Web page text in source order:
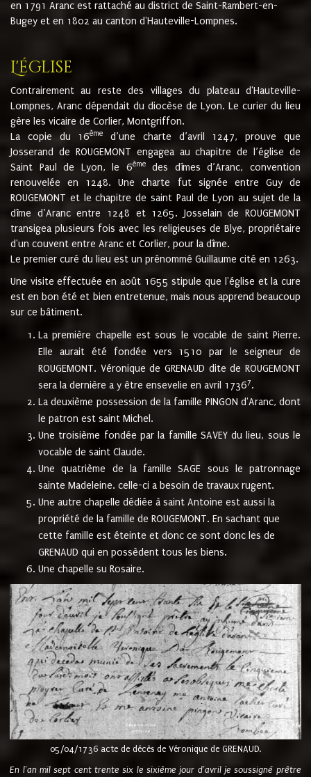
en 1791 Aranc est rattaché au district de Saint-Rambert-en-
Bugey et en 1802 au canton d'Hauteville-Lompnes.
L'église
Contrairement au reste des villages du plateau d'Hauteville-
Lompnes, Aranc dépendait du diocèse de Lyon. Le curier du lieu
gère les vicaire de Corlier, Montgriffon.
La copie du 16ème
d’une charte d’avril 1247, prouve que
Josserand de ROUGEMONT engagea au chapitre de l’église de
Saint Paul de Lyon, le 6èmedes dîmes d’Aranc, convention
renouvelée en 1248. Une charte fut signée entre Guy de
ROUGEMONT et le chapitre de saint Paul de Lyon au sujet de la
dîme d’Aranc entre 1248 et 1265. Josselain de ROUGEMONT
transigea plusieurs fois avec les religieuses de Blye, propriétaire
d'un couvent entre Aranc et Corlier, pour la dîme.
Le premier curé du lieu est un prénommé Guillaume cité en 1263.
Une visite effectuée en août 1655 stipule que l'église et la cure
est en bon été et bien entretenue, mais nous apprend beaucoup
sur ce bâtiment.
La première chapelle est sous le vocable de saint Pierre.
Elle aurait été fondée vers 1510 par le seigneur de
ROUGEMONT. Véronique de GRENAUD dite de ROUGEMONT
sera la dernière a y être ensevelie en avril 17367.
La deuxième possession de la famille PINGON d'Aranc, dont
le patron est saint Michel.
Une troisième fondée par la famille SAVEY du lieu, sous le
vocable de saint Claude.
Une quatrième de la famille SAGE sous le patronnage
sainte Madeleine. celle-ci a besoin de travaux rugent.
Une autre chapelle dédiée à saint Antoine est aussi la
propriété de la famille de ROUGEMONT. En sachant que
cette famille est éteinte et donc ce sont donc les de
GRENAUD qui en possèdent tous les biens.
Une chapelle su Rosaire.
05/04/1736 acte de décès de Véronique de GRENAUD.
En l'an mil sept cent trente six le sixième jour d'avril je soussigné prêtre